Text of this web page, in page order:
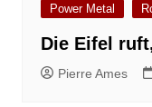
Power Metal
Die Eifel
Pierre Ames